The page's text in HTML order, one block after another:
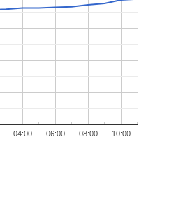
04:00 06:00 08:00 10:00